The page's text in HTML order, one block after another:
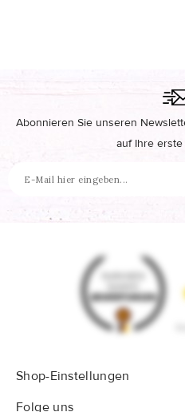
Abonnieren Sie unseren
auf Ihre
Shop-Einstellungen
Folge uns